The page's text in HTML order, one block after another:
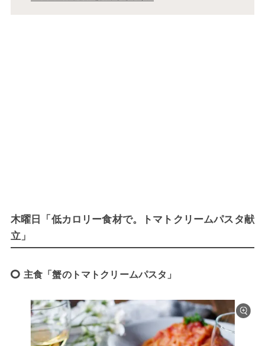
木曜日「低カロリー食材で。トマトクリームパスタ献
立」
主食「蟹のトマトクリームパスタ」